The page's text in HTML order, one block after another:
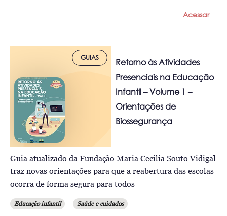
Acessar
GUIAS
Retorno às Atividades
Presenciais na Educação
Infantil – Volume 1 –
Orientações de
Biossegurança
Guia atualizado da Fundação Maria Cecilia Souto Vidigal
traz novas orientações para que a reabertura das escolas
ocorra de forma segura para todos
Educação infantil Saúde e cuidados